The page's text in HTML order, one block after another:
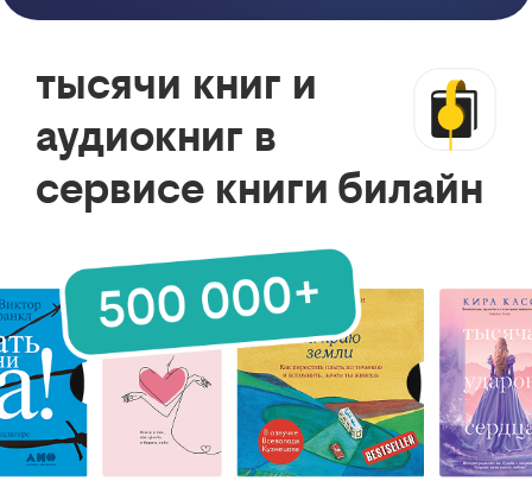
тысячи книг и
аудиокниг в
сервисе книги билайн